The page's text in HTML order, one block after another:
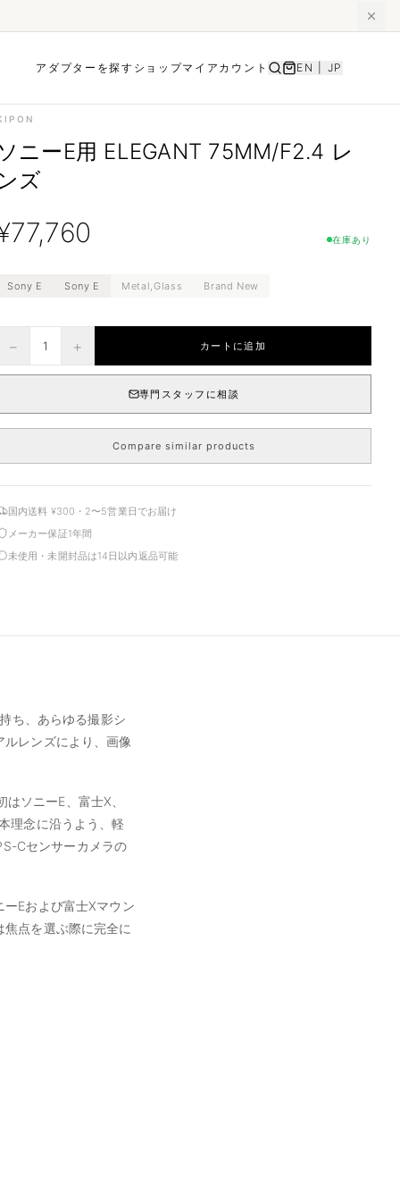
アダプターを探す ショップマイアカウント EN JP
ニーE用 ELEGANT 75MM/F2.4 レ
ズ
77,760 在庫あり
Sony E Sony E Metal,Glass Brand New
− 1 + カートに追加
専門スタッフに相談
Compare similar products
国内送料 ¥300・2〜5営業日でお届け
メーカー保証1年間
未使用・未開封品は14日以内返品可能
ち、あらゆる撮影シ
レンズにより、画像
ソニーE、富士X、
理念に沿うよう、軽
Cセンサーカメラの
Eおよび富士Xマウン
点を選ぶ際に完全に